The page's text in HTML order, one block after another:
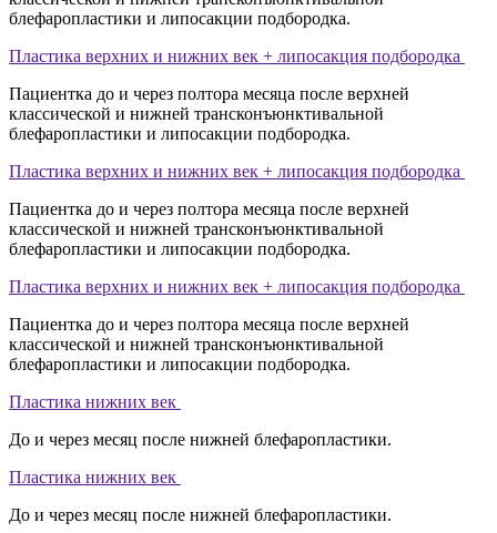
блефаропластики и липосакции подбородка.
Пластика верхних и нижних век + липосакция подбородка
Пациентка до и через полтора месяца после верхней
классической и нижней трансконъюнктивальной
блефаропластики и липосакции подбородка.
Пластика верхних и нижних век + липосакция подбородка
Пациентка до и через полтора месяца после верхней
классической и нижней трансконъюнктивальной
блефаропластики и липосакции подбородка.
Пластика верхних и нижних век + липосакция подбородка
Пациентка до и через полтора месяца после верхней
классической и нижней трансконъюнктивальной
блефаропластики и липосакции подбородка.
Пластика нижних век
До и через месяц после нижней блефаропластики.
Пластика нижних век
До и через месяц после нижней блефаропластики.